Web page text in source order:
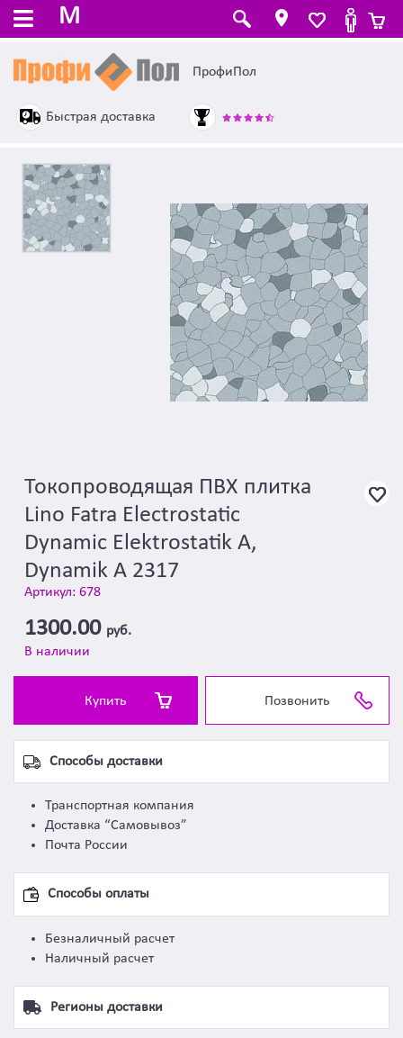
M
ПрофиПол
Быстрая доставка
Токопроводящая ПВХ плитка
Lino Fatra Electrostatic
Dynamic Elektrostatik A,
Dynamik A 2317
Артикул: 678
1300.00 руб.
В наличии
Купить Позвонить
Способы доставки
Транспортная компания
Доставка “Самовывоз”
Почта России
Способы оплаты
Безналичный расчет
Наличный расчет
Регионы доставки